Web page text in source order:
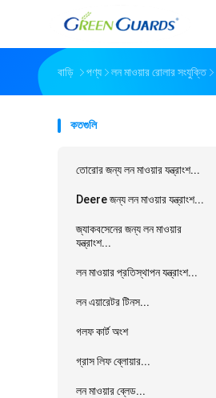
বাড়ি পণ্য লন মাওয়ার রোলার সংযুক্তি
কতগুলি
তোরোর জন্য লন মাওয়ার যন্ত্রাংশ...
Deere জন্য লন মাওয়ার যন্ত্রাংশ...
জ্যাকবসেনের জন্য লন মাওয়ার
যন্ত্রাংশ...
লন মাওয়ার প্রতিস্থাপন যন্ত্রাংশ...
লন এয়ারেটর টিনস...
গলফ কার্ট অংশ
গ্রাস লিফ ব্লোয়ার...
লন মাওয়ার ব্লেড...